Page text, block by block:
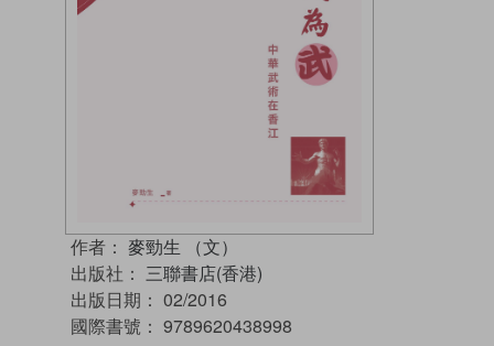
作者： 麥勁生 （文）
出版社： 三聯書店(香港)
出版日期： 02/2016
國際書號： 9789620438998